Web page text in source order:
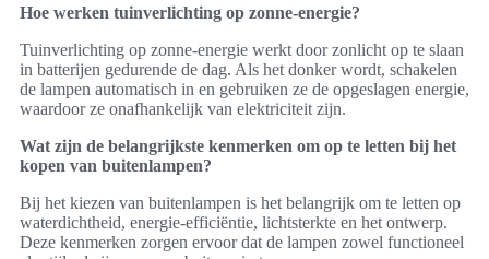
Hoe werken tuinverlichting op zonne-energie?
Tuinverlichting op zonne-energie werkt door zonlicht op te slaan
in batterijen gedurende de dag. Als het donker wordt, schakelen
de lampen automatisch in en gebruiken ze de opgeslagen energie,
waardoor ze onafhankelijk van elektriciteit zijn.
Wat zijn de belangrijkste kenmerken om op te letten bij het
kopen van buitenlampen?
Bij het kiezen van buitenlampen is het belangrijk om te letten op
waterdichtheid, energie-efficiëntie, lichtsterkte en het ontwerp.
Deze kenmerken zorgen ervoor dat de lampen zowel functioneel